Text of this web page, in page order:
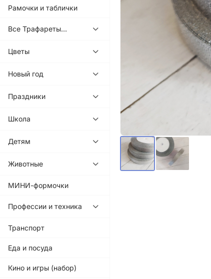
Рамочки и таблички
Все Трафареты...
Цветы
Новый год
Праздники
Школа
Детям
Животные
МИНИ-формочки
Профессии и техника
Транспорт
Еда и посуда
Кино и игры (набор)